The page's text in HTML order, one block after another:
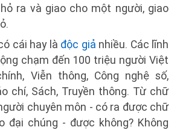
ra và giao cho một người, giao
cái hay là độc giả nhiều. Các lĩnh
chạm đến 100 triệu người Việt
Viễn thông, Công nghệ số,
chí, Sách, Truyền thông. Từ chữ
chuyên môn - có ra được chữ
đại chúng - được không? Không